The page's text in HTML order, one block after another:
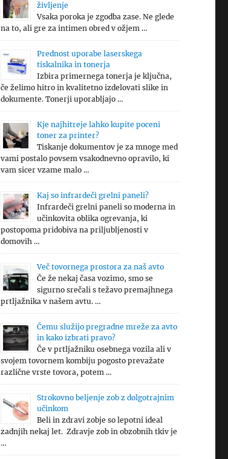
življenje
Vsaka poroka je zgodba zase. Ne glede
na to, ali gre za intimen obred v ožjem …
Prednost uporabe laserskega
tiskalnika in tonerja
Izbira primernega tonerja je ključna,
če želimo hitro in kvalitetno izdelovati slike in
dokumente. Tonerji uporabljajo …
Kje najhitreje lahko kupite poceni
toner za printer?
Tiskanje dokumentov je za mnoge med
vami postalo povsem vsakodnevno opravilo, ki
vam sicer vzame malo …
Kaj so infrardeči grelni paneli?
Infrardeči grelni paneli so moderna in
učinkovita oblika ogrevanja, ki
postopoma pridobiva na priljubljenosti v
domovih …
Več tovornega prostora za naš avto
Če že nekaj časa vozimo, smo se
sigurno srečali s težavo premajhnega
prtljažnika v našem avtu. …
Čemu služijo pregradne mreže za avto
in kako izbrati pravo?
Če v prtljažniku osebnega vozila ali v
svojem tovornem kombiju pogosto prevažate
različne vrste tovora, potem …
Strokovno beljenje zob z dolgotrajnim
učinkom
Beli in zdravi zobje so lepotni ideal
zadnjih nekaj let. Zdravje zob in obzobnih tkiv je
…